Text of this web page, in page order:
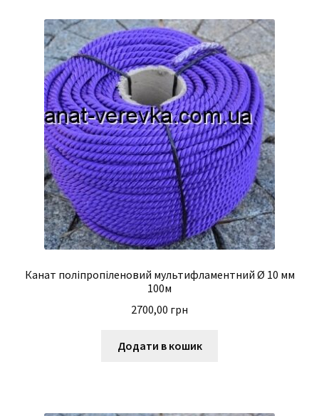
Канат поліпропіленовий мультифламентний Ø 10 мм
100м
2700,00 грн
Додати в кошик